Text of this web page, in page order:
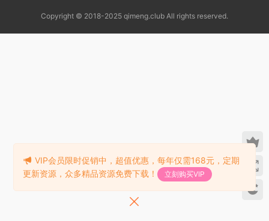
Copyright © 2018-2025 qimeng.club All rights reserved.
VIP会员限时促销中，超值优惠，每年仅需168元，定期
更新资源，众多精品资源免费下载！
立刻购买VIP